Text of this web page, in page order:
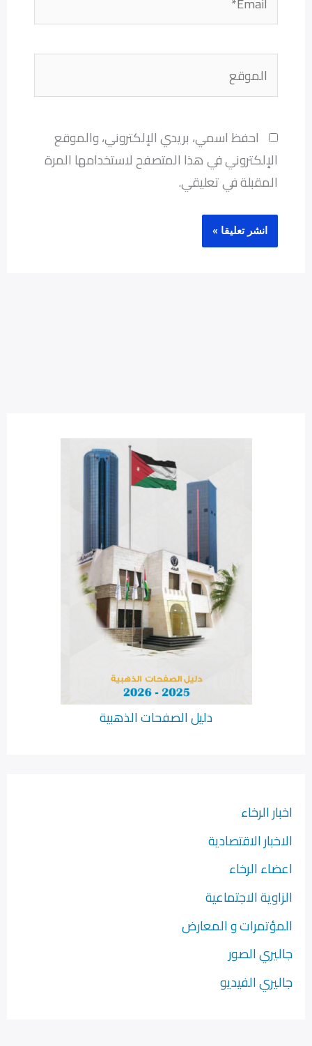
احفظ اسمي، بريدي الإلكتروني، والموقع
الإلكتروني في هذا المتصفح لاستخدامها المرة
المقبلة في تعليقي.
دليل الصفحات الذهبية
اخبار الرخاء
الاخبار الاقتصادية
اعضاء الرخاء
الزاوية الاجتماعية
المؤتمرات و المعارض
جاليري الصور
جاليري الفيديو